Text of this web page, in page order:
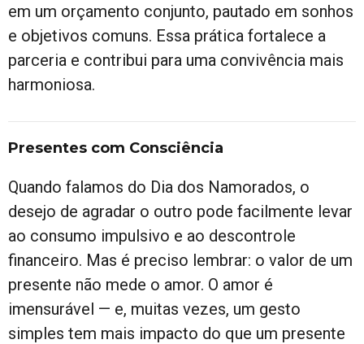
em um orçamento conjunto, pautado em sonhos
e objetivos comuns. Essa prática fortalece a
parceria e contribui para uma convivência mais
harmoniosa.
Presentes com Consciência
Quando falamos do Dia dos Namorados, o
desejo de agradar o outro pode facilmente levar
ao consumo impulsivo e ao descontrole
financeiro. Mas é preciso lembrar: o valor de um
presente não mede o amor. O amor é
imensurável — e, muitas vezes, um gesto
simples tem mais impacto do que um presente